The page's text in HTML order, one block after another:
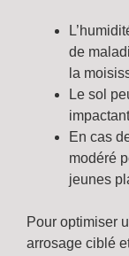
de
la
Le sol
En cas
modéré
jeunes
Pour optimiser
arrosage ciblé